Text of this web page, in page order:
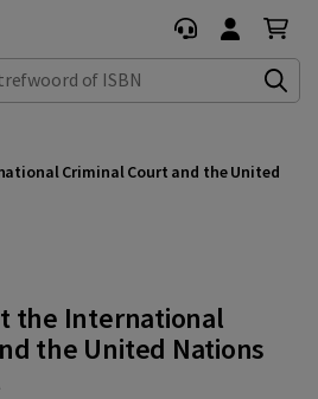
of ISBN
Criminal Court and the United
the International
the United Nations